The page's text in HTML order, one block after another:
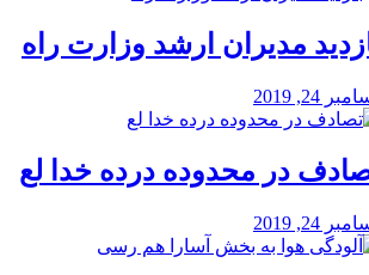
مدیران ارشد وزارت راه
24, 2019
در محدوده درده خدا لع
24, 2019